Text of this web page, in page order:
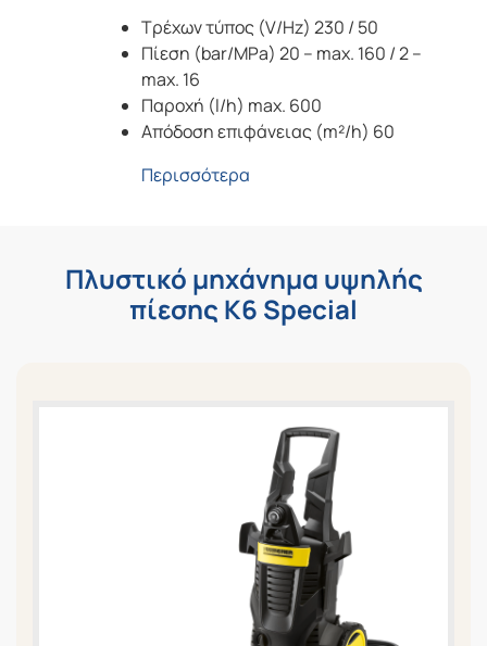
Τρέχων τύπος (V/Hz) 230 / 50
Πίεση (bar/MPa) 20 – max. 160 / 2 –
max. 16
Παροχή (l/h) max. 600
Απόδοση επιφάνειας (m²/h) 60
Περισσότερα
Πλυστικό μηχάνημα υψηλής
πίεσης K6 Special